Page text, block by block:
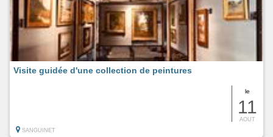
le
11
AOUT
Visite guidée d'une collection de peintures
SANGUINET